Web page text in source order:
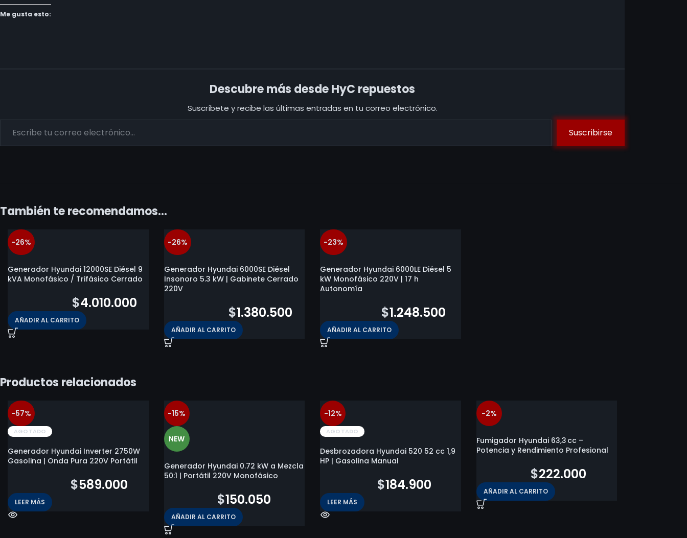
Me gusta esto:
Descubre más desde HyC repuestos
Suscríbete y recibe las últimas entradas en tu correo electrónico.
Suscribirse
También te recomendamos…
-26%
Generador Hyundai 12000SE Diésel 9
kVA Monofásico / Trifásico Cerrado
$4.010.000
AÑADIR AL CARRITO
-26%
Generador Hyundai 6000SE Diésel
Insonoro 5.3 kW | Gabinete Cerrado
220V
$1.380.500
AÑADIR AL CARRITO
-23%
Generador Hyundai 6000LE Diésel 5
kW Monofásico 220V | 17 h
Autonomía
$1.248.500
AÑADIR AL CARRITO
Productos relacionados
-57%
AGOTADO
Generador Hyundai Inverter 2750W
Gasolina | Onda Pura 220V Portátil
$589.000
LEER MÁS
-15%
NEW
Generador Hyundai 0.72 kW a Mezcla
50:1 | Portátil 220V Monofásico
$150.050
AÑADIR AL CARRITO
-12%
AGOTADO
Desbrozadora Hyundai 520 52 cc 1,9
HP | Gasolina Manual
$184.900
LEER MÁS
-2%
Fumigador Hyundai 63,3 cc –
Potencia y Rendimiento Profesional
$222.000
AÑADIR AL CARRITO